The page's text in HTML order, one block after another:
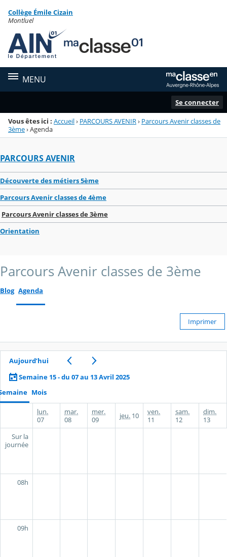
Menu de la rubrique
Contenu
Collège Émile Cizain
Montluel
MENU
Se connecter
Vous êtes ici : Accueil› PARCOURS AVENIR› Parcours Avenir classes de
3ème›Agenda
PARCOURS AVENIR
Découverte des métiers 5ème
Parcours Avenir classes de 4ème
Parcours Avenir classes de 3ème
Orientation
Parcours Avenir classes de 3ème
Blog Agenda
Imprimer
Aujourd’hui
Semaine 15 - du 07 au 13 Avril 2025
Mois
lun.
07
mar.
08
mer.
09
jeu. 10
ven.
11
sam.
12
dim.
13
Sur la
journée
08h
09h